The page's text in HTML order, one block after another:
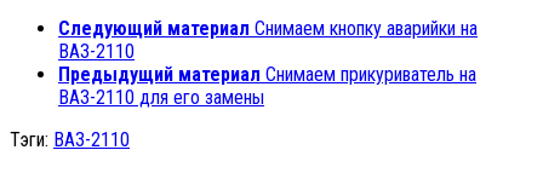
Следующий материал Снимаем кнопку аварийки на
ВАЗ-2110
Предыдущий материал Снимаем прикуриватель на
ВАЗ-2110 для его замены
Тэги: ВАЗ-2110